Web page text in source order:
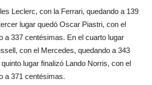
Leclerc, con la Ferrari, quedando a 139
lugar quedó Oscar Piastri, con el
a 337 centésimas. En el cuarto lugar
con el Mercedes, quedando a 343
lugar finalizó Lando Norris, con el
a 371 centésimas.